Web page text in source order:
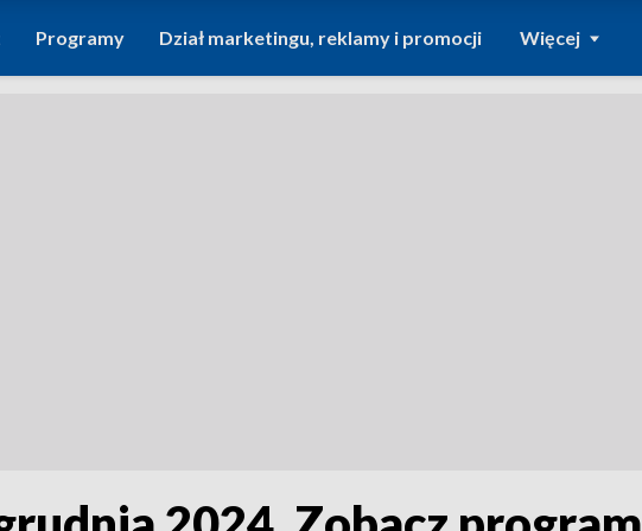
Programy Dział marketingu, reklamy i promocji Więcej